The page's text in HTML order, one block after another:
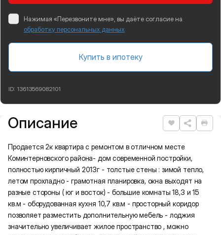
Нажимая «Перезвоните мне», вы даёте согласие на
обработку персональных данных
Купить в ипотеку
ID: 13613569082101
Подробная информация
Описание Нравится
Продается 2к квартира с ремонтом в отличном месте
Коминтерновского района- дом современной постройки,
полностью кирпичный 2013г - толстые стены : зимой тепло,
летом прохладно - грамотная планировка, окна выходят на
разные стороны ( юг и восток) - большие комнаты 18,3 и 15
кв.м - оборудованная кухня 10,7 кв.м - просторный коридор
позволяет разместить дополнительную мебель - лоджия
значительно увеличивает жилое пространство , можно